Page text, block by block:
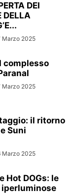
DEI
DELLA
Marzo 2025
complesso
Marzo 2025
il ritorno
Suni
Marzo 2025
Hot DOGs: le
iperluminose